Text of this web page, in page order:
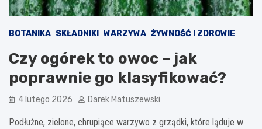
BOTANIKA SKŁADNIKI WARZYWA ŻYWNOŚĆ I ZDROWIE
Czy ogórek to owoc – jak
poprawnie go klasyfikować?
4 lutego 2026 Darek Matuszewski
Podłużne, zielone, chrupiące warzywo z grządki, które ląduje w